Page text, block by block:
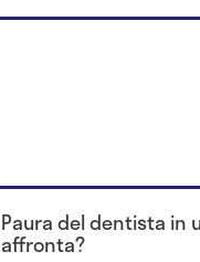
Paura del dentista in
affronta?